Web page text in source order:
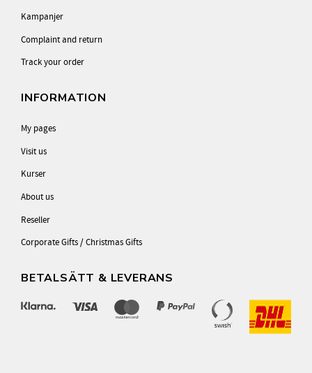
Kampanjer
Complaint and return
Track your order
INFORMATION
My pages
Visit us
Kurser
About us
Reseller
Corporate Gifts / Christmas Gifts
BETALSÄTT & LEVERANS